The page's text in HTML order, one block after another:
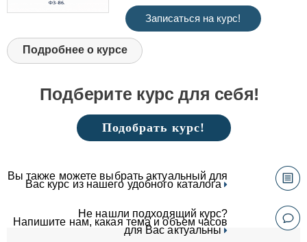
Записаться на курс!
Подробнее о курсе
Подберите курс для себя!
Подобрать курс!
Вы также можете выбрать актуальный для
Вас курс из нашего удобного каталога
Не нашли подходящий курс?
Напишите нам, какая тема и объем часов
для Вас актуальны